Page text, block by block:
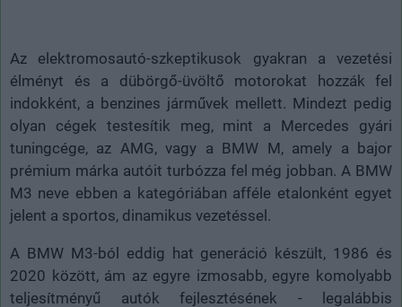
Az elektromosautó-szkeptikusok gyakran a vezetési
élményt és a dübörgő-üvöltő motorokat hozzák fel
indokként, a benzines járművek mellett. Mindezt pedig
olyan cégek testesítik meg, mint a Mercedes gyári
tuningcége, az AMG, vagy a BMW M, amely a bajor
prémium márka autóit turbózza fel még jobban. A BMW
M3 neve ebben a kategóriában afféle etalonként egyet
jelent a sportos, dinamikus vezetéssel.
A BMW M3-ból eddig hat generáció készült, 1986 és
2020 között, ám az egyre izmosabb, egyre komolyabb
teljesítményű autók fejlesztésének - legalábbis